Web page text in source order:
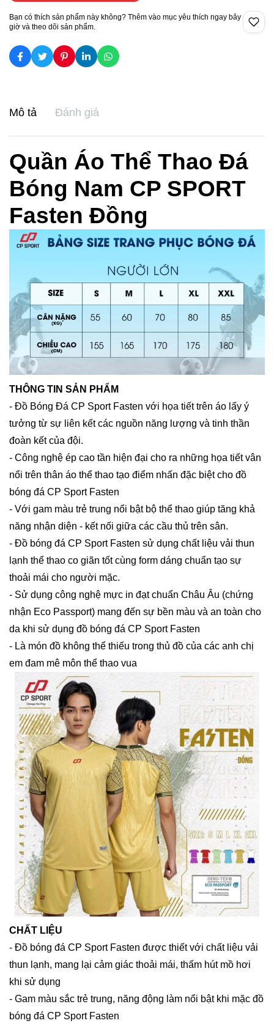
Bạn có thích sản phẩm này không? Thêm vào mục yêu thích ngay bây
giờ và theo dõi sản phẩm.
Mô tả Đánh giá
Quần Áo Thể Thao Đá
Bóng Nam CP SPORT
Fasten Đồng
THÔNG TIN SẢN PHẨM
- Đồ Bóng Đá CP Sport Fasten với họa tiết trên áo lấy ý
tưởng từ sự liên kết các nguồn năng lượng và tinh thần
đoàn kết của đội.
- Công nghệ ép cao tần hiện đại cho ra những họa tiết vân
nổi trên thân áo thể thao tạo điểm nhấn đặc biệt cho đồ
bóng đá CP Sport Fasten
- Với gam màu trẻ trung nổi bật bộ thể thao giúp tăng khả
năng nhận diện - kết nối giữa các cầu thủ trên sân.
- Đồ bóng đá CP Sport Fasten sử dụng chất liệu vải thun
lạnh thể thao co giãn tốt cùng form dáng chuẩn tạo sự
thoải mái cho người mặc.
- Sử dụng công nghệ mực in đạt chuẩn Châu Âu (chứng
nhận Eco Passport) mang đến sự bền màu và an toàn cho
da khi sử dụng đồ bóng đá CP Sport Fasten
- Là món đồ không thể thiếu trong thủ đồ của các anh chị
em đam mê môn thể thao vua
CHẤT LIỆU
- Đồ bóng đá CP Sport Fasten được thiết với chất liệu vải
thun lạnh, mang lại cảm giác thoải mái, thấm hút mồ hơi
khi sử dụng
- Gam màu sắc trẻ trung, năng động làm nổi bật khi mặc đồ
bóng đá CP Sport Fasten